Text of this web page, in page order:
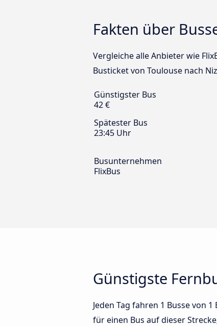
Fakten über
Vergleiche alle Anbieter wie
Busticket von Toulouse nach
Günstigster Bus
42 €
Spätester Bus
23:45 Uhr
Busunternehmen
FlixBus
Günstigste
Jeden Tag fahren 1 Busse von
für einen Bus auf dieser